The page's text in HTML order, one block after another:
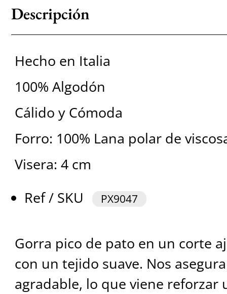
Descripción
Hecho en Italia
100% Algodón
Cálido y Cómoda
Forro: 100% Lana polar de
Visera: 4 cm
Ref / SKU
PX9047
Gorra pico de pato en un corte
con un tejido suave. Nos
agradable, lo que viene reforzar